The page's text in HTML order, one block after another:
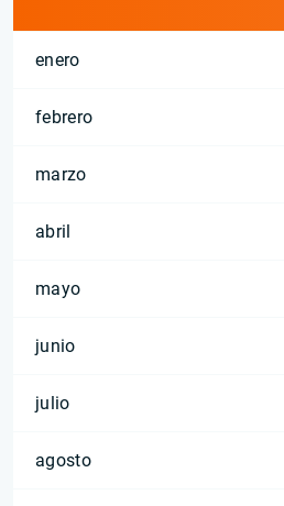
enero
febrero
marzo
abril
mayo
junio
julio
agosto